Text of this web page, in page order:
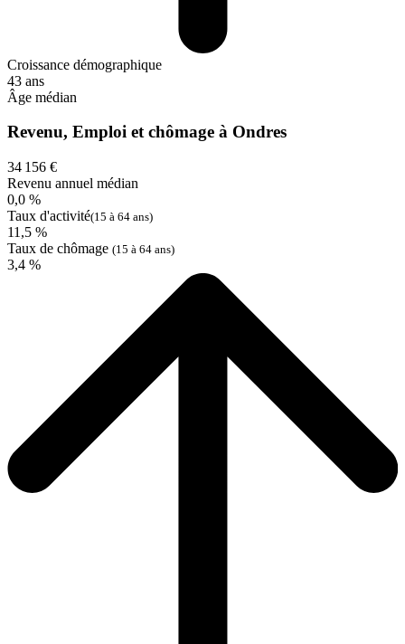
Croissance démographique
43 ans
Âge médian
Revenu, Emploi et chômage à Ondres
34 156 €
Revenu annuel médian
0,0 %
Taux d'activité(15 à 64 ans)
11,5 %
Taux de chômage (15 à 64 ans)
3,4 %